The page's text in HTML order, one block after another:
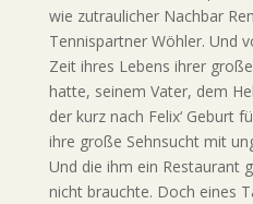
wie zutraulicher Nachbar
Tennispartner Wöhler. Und
Zeit ihres Lebens ihrer
hatte, seinem Vater, dem
der kurz nach Felix‘ Geburt
ihre große Sehnsucht mit
Und die ihm ein Restaurant
nicht brauchte. Doch eines